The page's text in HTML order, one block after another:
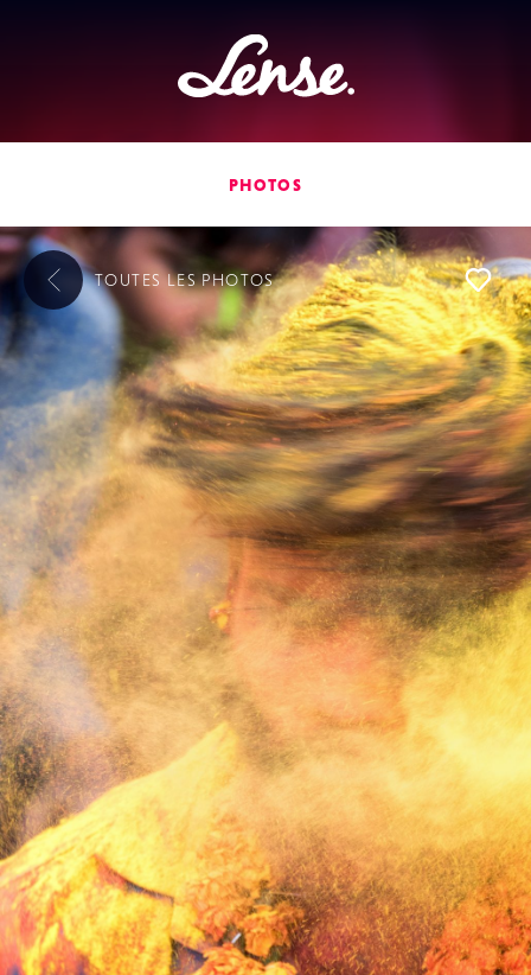
Lense
PHOTOS
TOUTES LESPHOTOS